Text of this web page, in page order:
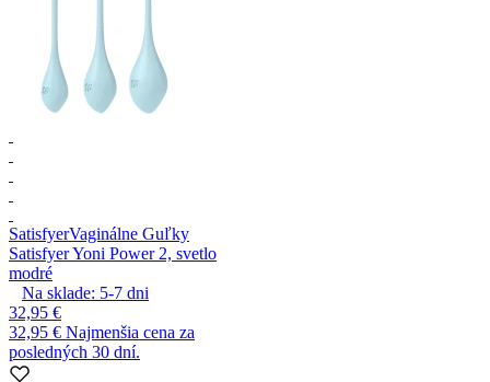
SatisfyerVaginálne Guľky
Satisfyer Yoni Power 2, svetlo
modré
Na sklade: 5-7 dni
32,95 €
32,95 € Najmenšia cena za
posledných 30 dní.